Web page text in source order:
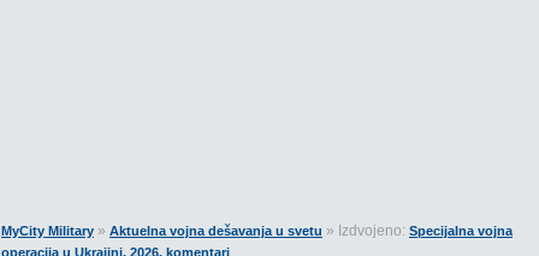
MyCity Military » Aktuelna vojna dešavanja u svetu » Izdvojeno: Specijalna vojna
operacija u Ukrajini, 2026. komentari